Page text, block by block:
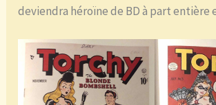
deviendra héroïne de BD à part entière